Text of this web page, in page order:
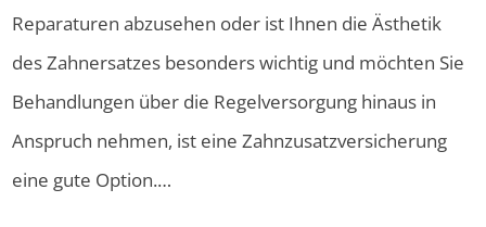
Reparaturen abzusehen oder ist Ihnen die Ästhetik
des Zahnersatzes besonders wichtig und möchten Sie
Behandlungen über die Regelversorgung hinaus in
Anspruch nehmen, ist eine Zahnzusatzversicherung
eine gute Option.…